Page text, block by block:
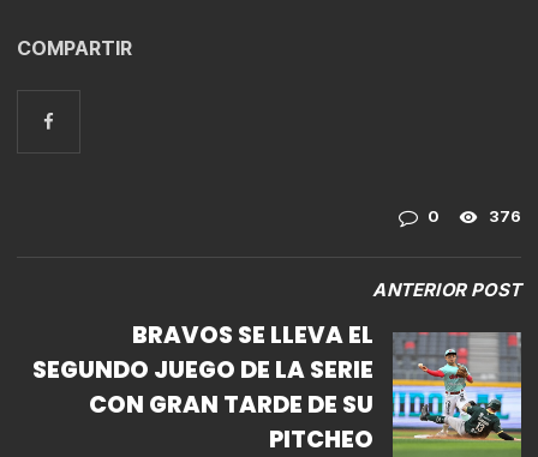
COMPARTIR
0 376
ANTERIOR POST
BRAVOS SE LLEVA EL
SEGUNDO JUEGO DE LA SERIE
CON GRAN TARDE DE SU
PITCHEO